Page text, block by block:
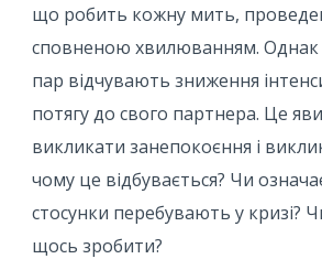
що робить кожну мить,
сповненою хвилюванням. Однак
пар відчувають зниження
потягу до свого партнера. Це
викликати занепокоєння і
чому це відбувається? Чи
стосунки перебувають у кризі?
щось зробити?